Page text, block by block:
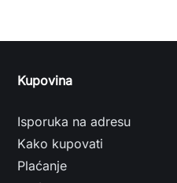
Kupovina
Isporuka na adresu
Kako kupovati
Plaćanje